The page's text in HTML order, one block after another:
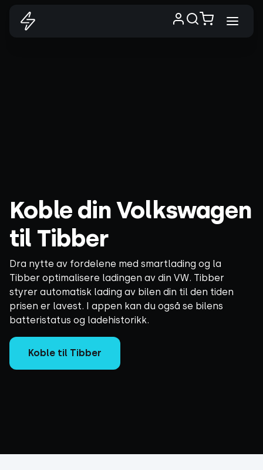
Koble din Volkswagen
til Tibber
Dra nytte av fordelene med smartlading og la
Tibber optimalisere ladingen av din VW. Tibber
styrer automatisk lading av bilen din til den tiden
prisen er lavest. I appen kan du også se bilens
batteristatus og ladehistorikk.
Koble til Tibber